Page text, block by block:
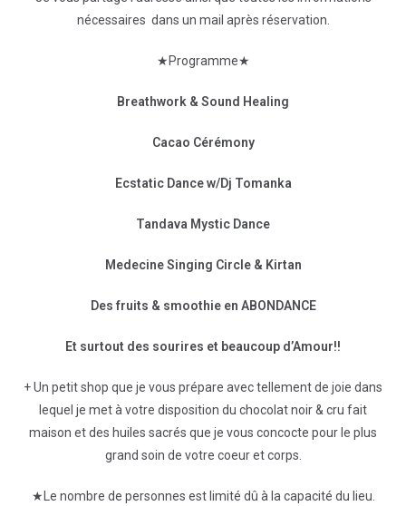
nécessaires dans un mail après réservation.
★Programme★
Breathwork & Sound Healing
Cacao Cérémony
Ecstatic Dance w/Dj Tomanka
Tandava Mystic Dance
Medecine Singing Circle & Kirtan
Des fruits & smoothie en ABONDANCE
Et surtout des sourires et beaucoup d’Amour!!
+ Un petit shop que je vous prépare avec tellement de joie dans
lequel je met à votre disposition du chocolat noir & cru fait
maison et des huiles sacrés que je vous concocte pour le plus
grand soin de votre coeur et corps.
★Le nombre de personnes est limité dû à la capacité du lieu.